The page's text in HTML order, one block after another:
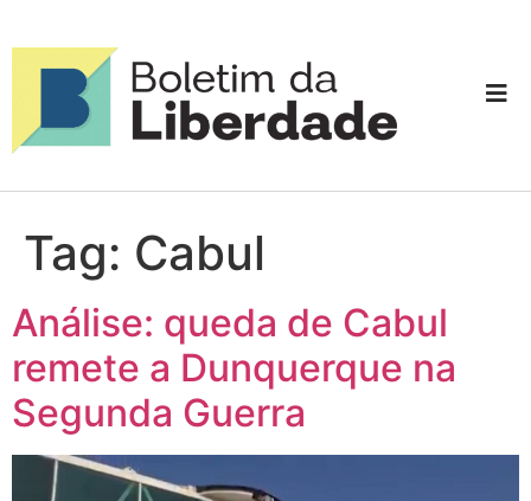
Tag: Cabul
Análise: queda de Cabul
remete a Dunquerque na
Segunda Guerra